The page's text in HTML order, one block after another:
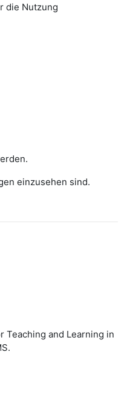
die Nutzung
einzusehen sind.
Teaching and Learning in